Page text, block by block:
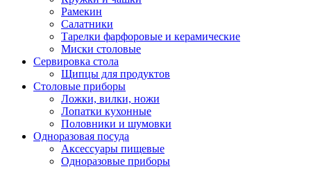
Рамекин
Салатники
Тарелки фарфоровые и керамические
Миски столовые
Сервировка стола
Щипцы для продуктов
Столовые приборы
Ложки, вилки, ножи
Лопатки кухонные
Половники и шумовки
Одноразовая посуда
Аксессуары пищевые
Одноразовые приборы